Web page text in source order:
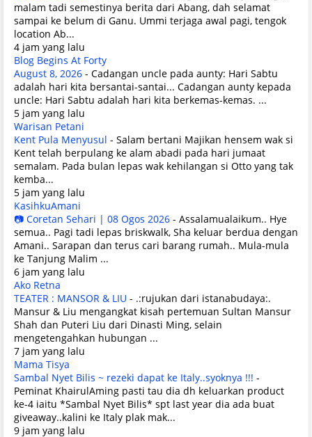
malam tadi semestinya berita dari Abang, dah selamat
sampai ke belum di Ganu. Ummi terjaga awal pagi, tengok
location Ab...
4 jam yang lalu
Blog Begins At Forty
August 8, 2026 - Cadangan uncle pada aunty: Hari Sabtu
adalah hari kita bersantai-santai... Cadangan aunty kepada
uncle: Hari Sabtu adalah hari kita berkemas-kemas. ...
5 jam yang lalu
Warisan Petani
Kent Pula Menyusul - Salam bertani Majikan hensem wak si
Kent telah berpulang ke alam abadi pada hari jumaat
semalam. Pada bulan lepas wak kehilangan si Otto yang tak
kemba...
5 jam yang lalu
KasihkuAmani
📷 Coretan Sehari | 08 Ogos 2026 - Assalamualaikum.. Hye
semua.. Pagi tadi lepas briskwalk, Sha keluar berdua dengan
Amani.. Sarapan dan terus cari barang rumah.. Mula-mula
ke Tanjung Malim ...
6 jam yang lalu
Ako Retna
TEATER : MANSOR & LIU - .:rujukan dari istanabudaya:.
Mansur & Liu mengangkat kisah pertemuan Sultan Mansur
Shah dan Puteri Liu dari Dinasti Ming, selain
mengetengahkan hubungan ...
7 jam yang lalu
Mama Tisya
Sambal Nyet Bilis ~ rezeki dapat ke Italy..syoknya !!! -
Peminat KhairulAming pasti tau dia dh keluarkan product
ke-4 iaitu *Sambal Nyet Bilis* spt last year dia ada buat
giveaway..kalini ke Italy plak mak...
9 jam yang lalu